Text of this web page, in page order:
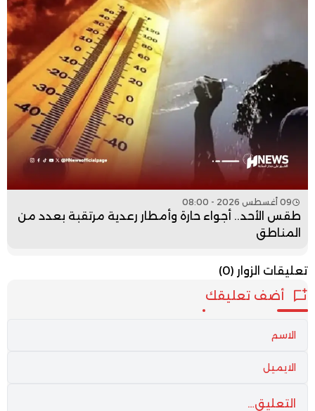
09 أغسطس 2026 - 08:00
طقس الأحد.. أجواء حارة وأمطار رعدية مرتقبة بعدد من
المناطق
تعليقات الزوار (0)
أضف تعليقك